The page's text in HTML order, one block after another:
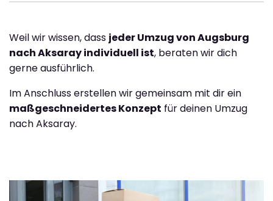
Weil wir wissen, dass jeder Umzug von Augsburg
nach Aksaray individuell ist, beraten wir dich
gerne ausführlich.
Im Anschluss erstellen wir gemeinsam mit dir ein
maßgeschneidertes Konzept für deinen Umzug
nach Aksaray.